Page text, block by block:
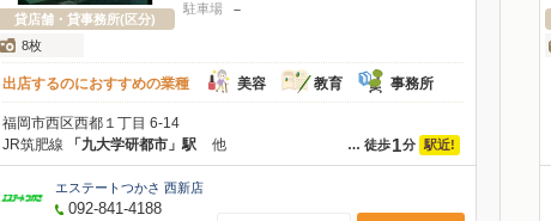
貸店舗・貸事務所(区分)
8枚
駐車場 －
出店するのにおすすめの業種 美容 教育 事務所
福岡市西区西都１丁目 6-14
… 徒歩1分 駅近!
JR筑肥線 「九大学研都市」駅 他
エステートつかさ 西新店
092-841-4188